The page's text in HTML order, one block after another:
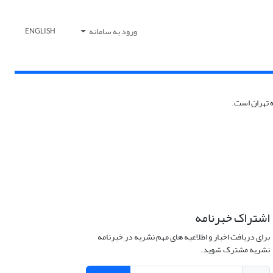
ورود به سامانه ENGLISH
تهران است.
اشتراک خبرنامه
برای دریافت اخبار و اطلاعیه های مهم نشریه در خبرنامه
نشریه مشترک شوید.